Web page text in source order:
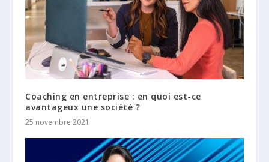
Coaching en entreprise : en quoi est-ce
avantageux une société ?
25 novembre 2021